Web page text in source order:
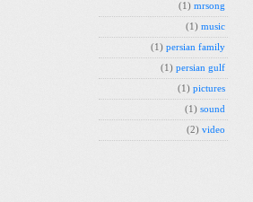
mrsong
(1)
music
(1)
persian family
(1)
persian gulf
(1)
pictures
(1)
sound
(1)
video
(2)